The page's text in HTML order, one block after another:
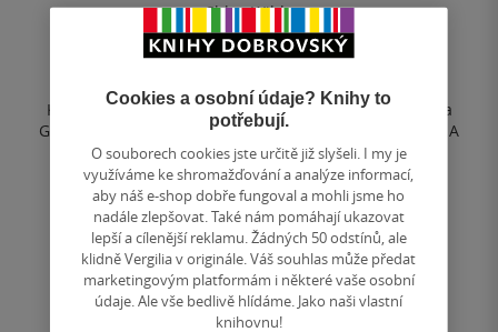
Chloe Wilde
4.5
z
hvězdiček
Kapela Dawn of Paradise se po letech vrací na scénu a
Gideon znovu objevuje své místo s mikrofonem v ruce. A
když se navíc v den prvního...
299 Kč
Koupit
Uložit do seznamu
Cookies a osobní údaje? Knihy to
potřebují.
O souborech cookies jste určitě již slyšeli. I my je
využíváme ke shromažďování a analýze informací,
aby náš e-shop dobře fungoval a mohli jsme ho
nadále zlepšovat. Také nám pomáhají ukazovat
lepší a cílenější reklamu. Žádných 50 odstínů, ale
klidně Vergilia v originále. Váš souhlas může předat
marketingovým platformám i některé vaše osobní
údaje. Ale vše bedlivě hlídáme. Jako naši vlastní
knihovnu!